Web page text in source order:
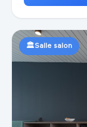
🏛️Salle salon